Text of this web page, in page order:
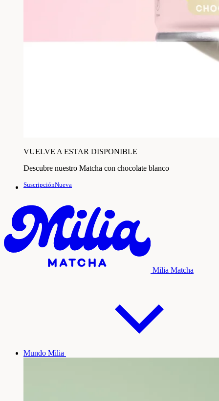
VUELVE A ESTAR DISPONIBLE
Descubre nuestro Matcha con chocolate blanco
SuscripciónNueva
Milia Matcha
Mundo Milia